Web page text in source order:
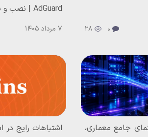
0
28
AdGuard | نصب و پیکربندی گام‌به‌گام
7 مرداد 1405
جامع معماری،